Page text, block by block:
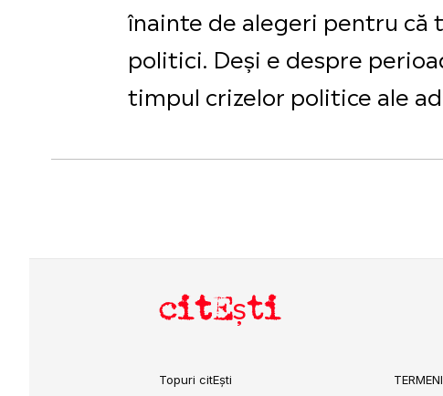
înainte de alegeri pentru că
politici. Deși e despre
timpul crizelor politice ale
citEști
Topuri citEști